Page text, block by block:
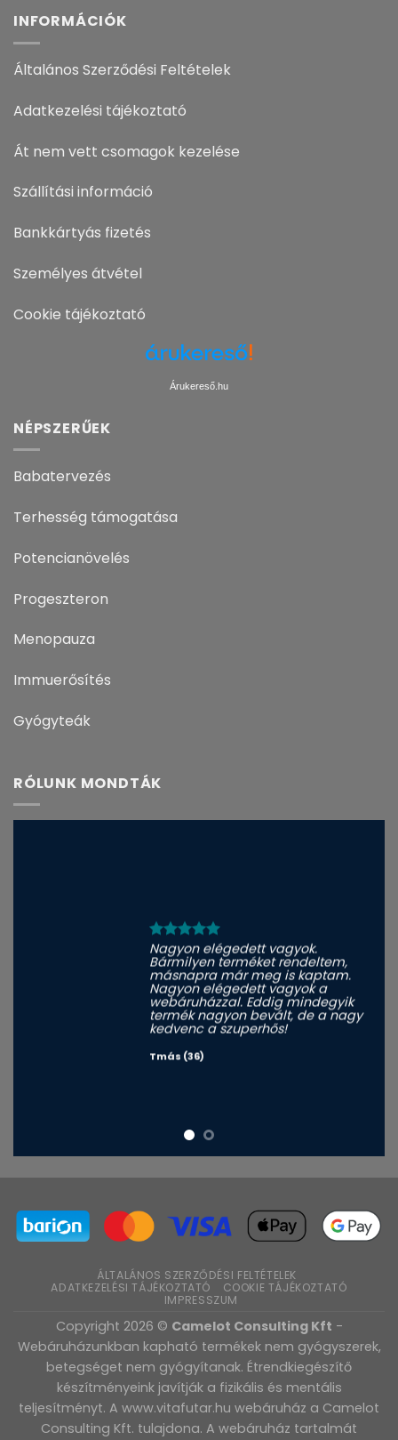
INFORMÁCIÓK
Általános Szerződési Feltételek
Adatkezelési tájékoztató
Át nem vett csomagok kezelése
Szállítási információ
Bankkártyás fizetés
Személyes átvétel
Cookie tájékoztató
Árukereső.hu
NÉPSZERŰEK
Babatervezés
Terhesség támogatása
Potencianövelés
Progeszteron
Menopauza
Immuerősítés
Gyógyteák
RÓLUNK MONDTÁK
Nagyon elégedett vagyok.
Bármilyen terméket rendeltem,
másnapra már meg is kaptam.
Nagyon elégedett vagyok a
webáruházzal. Eddig mindegyik
termék nagyon bevált, de a nagy
kedvenc a szuperhős!
Tmás (36)
ÁLTALÁNOS SZERZŐDÉSI FELTÉTELEK
ADATKEZELÉSI TÁJÉKOZTATÓ
COOKIE TÁJÉKOZTATÓ
IMPRESSZUM
Copyright 2026 © Camelot Consulting Kft -
Webáruházunkban kapható termékek nem gyógyszerek,
betegséget nem gyógyítanak. Étrendkiegészítő
készítményeink javítják a fizikális és mentális
teljesítményt. A www.vitafutar.hu webáruház a Camelot
Consulting Kft. tulajdona. A webáruház tartalmát